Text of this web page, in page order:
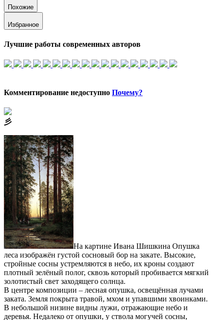
Похожие
Избранное
Лучшие работы современных авторов
Комментирование недоступно Почему?
⼺
На картине Ивана Шишкина Опушка
леса изображён густой сосновый бор на закате. Высокие,
стройные сосны устремляются в небо, их кроны создают
плотный зелёный полог, сквозь который пробивается мягкий
золотистый свет заходящего солнца.
В центре композиции – лесная опушка, освещённая лучами
заката. Земля покрыта травой, мхом и упавшими хвоинками.
В небольшой низине видны лужи, отражающие небо и
деревья. Недалеко от опушки, у ствола могучей сосны,